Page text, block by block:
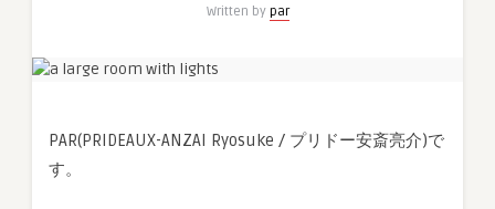
(CA)
Written by par
PAR(PRIDEAUX-ANZAI Ryosuke / プリドー安斎亮介)で
す。